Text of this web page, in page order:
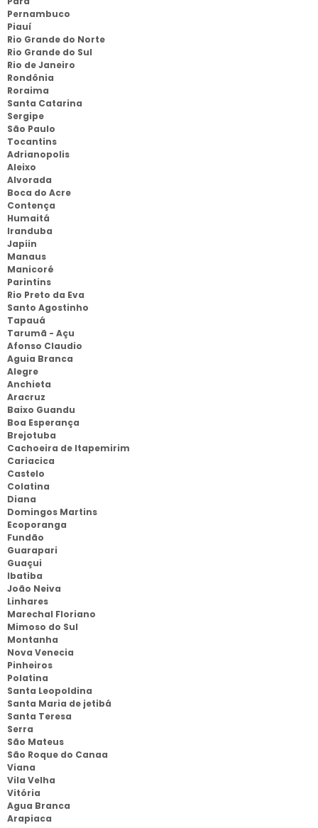
Pernambuco
Piauí
Rio Grande do Norte
Rio Grande do Sul
Rio de Janeiro
Rondônia
Roraima
Santa Catarina
Sergipe
São Paulo
Tocantins
Adrianopolis
Aleixo
Alvorada
Boca do Acre
Contença
Humaitá
Iranduba
Japiin
Manaus
Manicoré
Parintins
Rio Preto da Eva
Santo Agostinho
Tapauá
Tarumã - Açu
Afonso Claudio
Aguia Branca
Alegre
Anchieta
Aracruz
Baixo Guandu
Boa Esperança
Brejotuba
Cachoeira de Itapemirim
Cariacica
Castelo
Colatina
Diana
Domingos Martins
Ecoporanga
Fundão
Guarapari
Guaçui
Ibatiba
João Neiva
Linhares
Marechal Floriano
Mimoso do Sul
Montanha
Nova Venecia
Pinheiros
Polatina
Santa Leopoldina
Santa Maria de jetibá
Santa Teresa
Serra
São Mateus
São Roque do Canaa
Viana
Vila Velha
Vitória
Agua Branca
Arapiaca